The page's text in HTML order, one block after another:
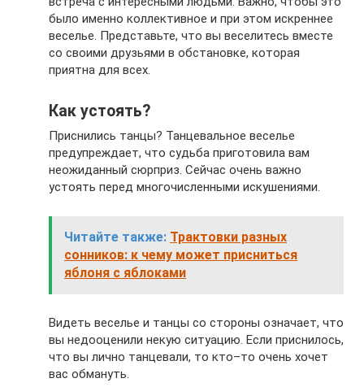
было именно коллективное и при этом искреннее
веселье. Представьте, что вы веселитесь вместе
со своими друзьями в обстановке, которая
приятна для всех.
Как устоять?
Приснились танцы? Танцевальное веселье
предупреждает, что судьба приготовила вам
неожиданный сюрприз. Сейчас очень важно
устоять перед многочисленными искушениями.
Читайте также: Трактовки разных
сонников: к чему может присниться
яблоня с яблоками
Видеть веселье и танцы со стороны означает, что
вы недооценили некую ситуацию. Если приснилось,
что вы лично танцевали, то кто–то очень хочет
вас обмануть.